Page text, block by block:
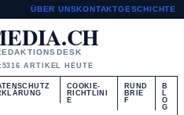
ÜBER UNSKONTAKTGESCHICHTE
16 ARTIKEL HEUTE
COOKIE-
RICHTLINI
E
RUND
BRIE
F
B
L
O
G